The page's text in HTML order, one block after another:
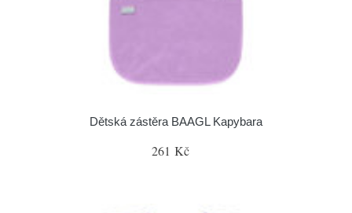
Dětská zástěra BAAGL Kapybara
261 Kč